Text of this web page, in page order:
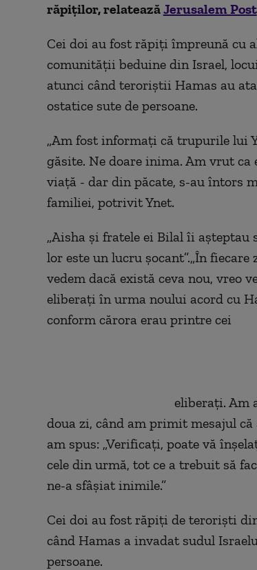
răpiților, relateazăJerusalem Post
Cei doi au fost răpiți împreună cu
comunității beduine din Israel,
atunci când teroriștii Hamas au
ostatice sute de persoane.
„Am fost informați că trupurile lui
găsite. Ne doare inima. Am vrut
viață - dar din păcate, s-au întors
familiei, potrivit Ynet.
„Aisha și fratele ei Bilal îi așteptau
lor este un lucru șocant”.„În
vedem dacă există ceva nou, vreo
eliberați în urma noului acord cu
conform
eliberați. Am avut
doua zi, când am primit mesajul
am spus: „Verificați, poate vă
cele din urmă, tot ce a trebuit să
ne-a sfâșiat inimile.”
Cei doi au fost răpiți de teroriști
când Hamas a invadat sudul
persoane.